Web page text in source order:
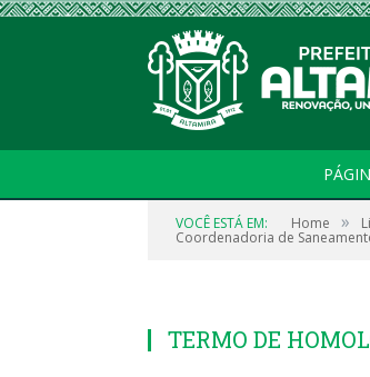
VOCÊ ESTÁ EM: Home »
Coordenadoria de
TERMO DE